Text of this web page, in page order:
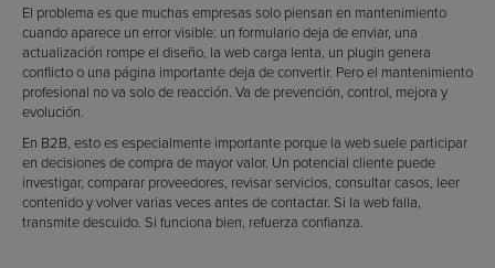
El problema es que muchas empresas solo piensan en mantenimiento
cuando aparece un error visible: un formulario deja de enviar, una
actualización rompe el diseño, la web carga lenta, un plugin genera
conflicto o una página importante deja de convertir. Pero el mantenimiento
profesional no va solo de reacción. Va de prevención, control, mejora y
evolución.
En B2B, esto es especialmente importante porque la web suele participar
en decisiones de compra de mayor valor. Un potencial cliente puede
investigar, comparar proveedores, revisar servicios, consultar casos, leer
contenido y volver varias veces antes de contactar. Si la web falla,
transmite descuido. Si funciona bien, refuerza confianza.